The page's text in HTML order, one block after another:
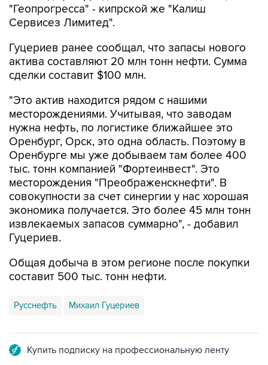
"Геопрогресса" - кипрской же "Калиш
Сервисез Лимитед".
Гуцериев ранее сообщал, что запасы нового
актива составляют 20 млн тонн нефти. Сумма
сделки составит $100 млн.
"Это актив находится рядом с нашими
месторождениями. Учитывая, что заводам
нужна нефть, по логистике ближайшее это
Оренбург, Орск, это одна область. Поэтому в
Оренбурге мы уже добываем там более 400
тыс. тонн компанией "Фортеинвест". Это
месторождения "Преображенскнефти". В
совокупности за счет синергии у нас хорошая
экономика получается. Это более 45 млн тонн
извлекаемых запасов суммарно", - добавил
Гуцериев.
Общая добыча в этом регионе после покупки
составит 500 тыс. тонн нефти.
Русснефть Михаил Гуцериев
Купить подписку на профессиональную ленту